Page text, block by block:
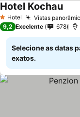
1 Estrelas
Hotel Vistas
Hotel KochauVer
9,2 Excelente 678
Selecione as datas
exatos.